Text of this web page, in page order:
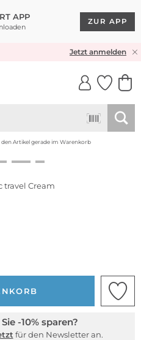
APP
ZUR APP
Jetzt anmelden
den Artikel gerade im Warenkorb
travel Cream
-10% sparen?
für den Newsletter an.